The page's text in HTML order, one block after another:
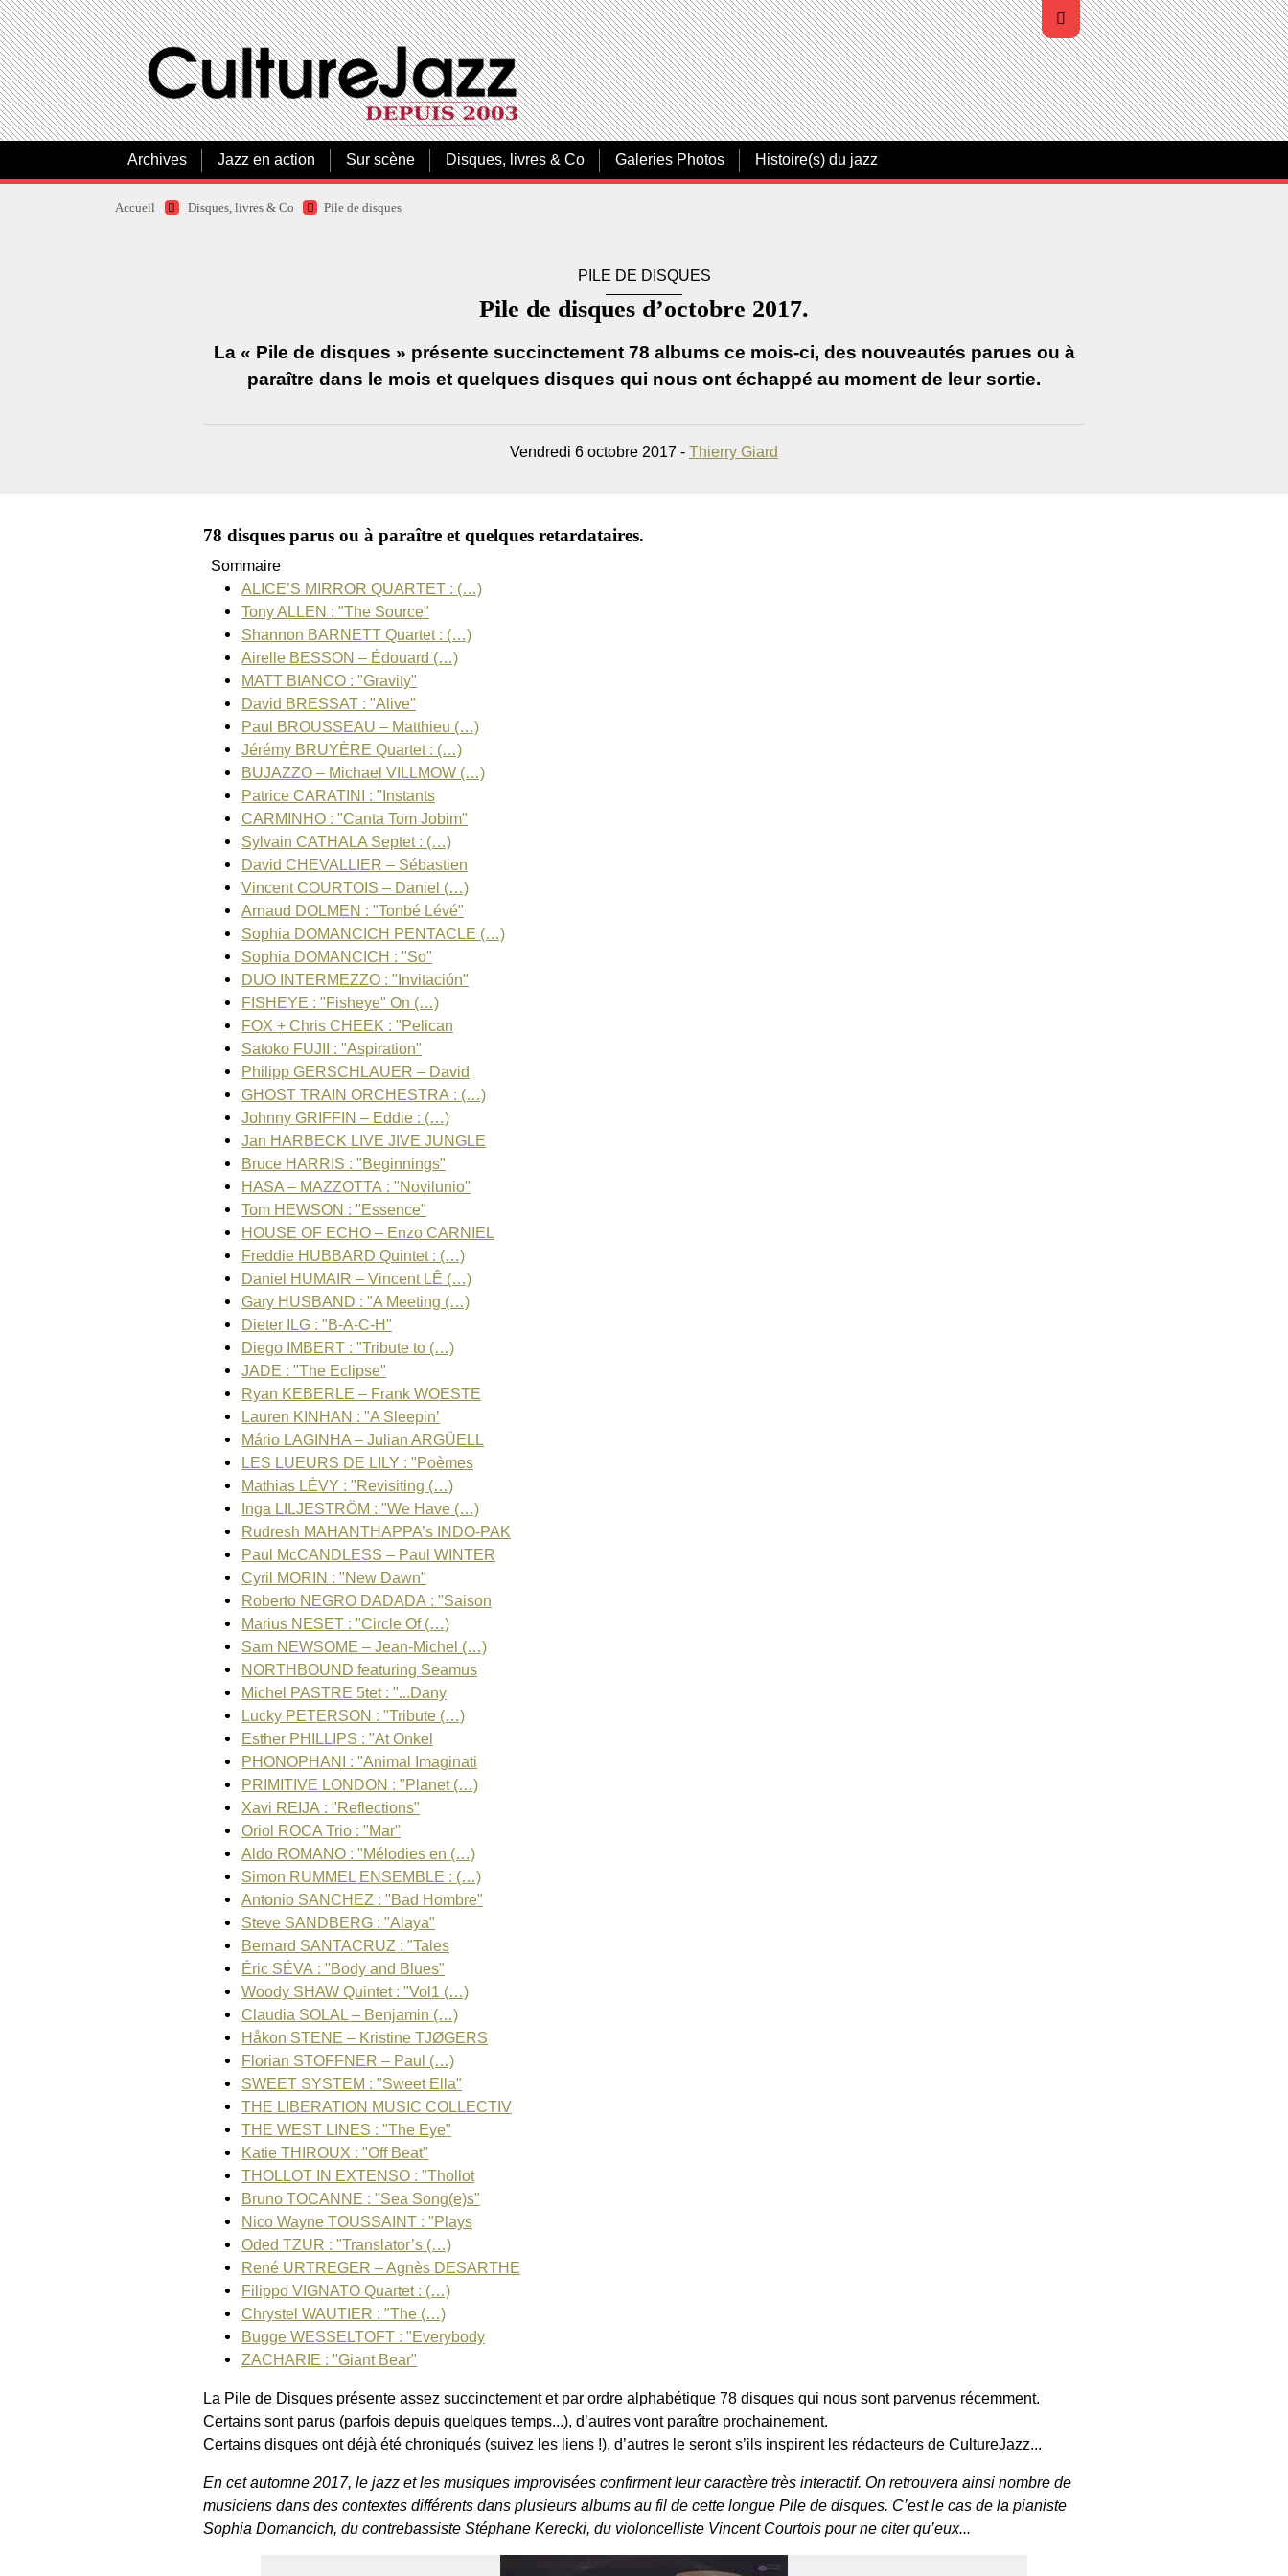
Archives Jazz en action Sur scène Disques, livres & Co Galeries Photos Histoire(s) du jazz
Accueil Disques, livres & Co Pile de disques
PILE DE DISQUES
Pile de disques d’octobre 2017.
La « Pile de disques » présente succinctement 78 albums ce mois-ci, des nouveautés parues ou à
paraître dans le mois et quelques disques qui nous ont échappé au moment de leur sortie.
Vendredi 6 octobre 2017 - Thierry Giard
78 disques parus ou à paraître et quelques retardataires.
Sommaire
ALICE’S MIRROR QUARTET : (…)
Tony ALLEN : "The Source"
Shannon BARNETT Quartet : (…)
Airelle BESSON – Édouard (…)
MATT BIANCO : "Gravity"
David BRESSAT : "Alive"
Paul BROUSSEAU – Matthieu (…)
Jérémy BRUYÈRE Quartet : (…)
BUJAZZO – Michael VILLMOW (…)
Patrice CARATINI : "Instants
CARMINHO : "Canta Tom Jobim"
Sylvain CATHALA Septet : (…)
David CHEVALLIER – Sébastien
Vincent COURTOIS – Daniel (…)
Arnaud DOLMEN : "Tonbé Lévé"
Sophia DOMANCICH PENTACLE (…)
Sophia DOMANCICH : "So"
DUO INTERMEZZO : "Invitación"
FISHEYE : "Fisheye" On (…)
FOX + Chris CHEEK : "Pelican
Satoko FUJII : "Aspiration"
Philipp GERSCHLAUER – David
GHOST TRAIN ORCHESTRA : (…)
Johnny GRIFFIN – Eddie : (…)
Jan HARBECK LIVE JIVE JUNGLE
Bruce HARRIS : "Beginnings"
HASA – MAZZOTTA : "Novilunio"
Tom HEWSON : "Essence"
HOUSE OF ECHO – Enzo CARNIEL
Freddie HUBBARD Quintet : (…)
Daniel HUMAIR – Vincent LÊ (…)
Gary HUSBAND : "A Meeting (…)
Dieter ILG : "B-A-C-H"
Diego IMBERT : "Tribute to (…)
JADE : "The Eclipse"
Ryan KEBERLE – Frank WOESTE
Lauren KINHAN : "A Sleepin’
Mário LAGINHA – Julian ARGÜELL
LES LUEURS DE LILY : "Poèmes
Mathias LÉVY : "Revisiting (…)
Inga LILJESTRÖM : "We Have (…)
Rudresh MAHANTHAPPA’s INDO-PAK
Paul McCANDLESS – Paul WINTER
Cyril MORIN : "New Dawn"
Roberto NEGRO DADADA : "Saison
Marius NESET : "Circle Of (…)
Sam NEWSOME – Jean-Michel (…)
NORTHBOUND featuring Seamus
Michel PASTRE 5tet : "...Dany
Lucky PETERSON : "Tribute (…)
Esther PHILLIPS : "At Onkel
PHONOPHANI : "Animal Imaginati
PRIMITIVE LONDON : "Planet (…)
Xavi REIJA : "Reflections"
Oriol ROCA Trio : "Mar"
Aldo ROMANO : "Mélodies en (…)
Simon RUMMEL ENSEMBLE : (…)
Antonio SANCHEZ : "Bad Hombre"
Steve SANDBERG : "Alaya"
Bernard SANTACRUZ : "Tales
Éric SÉVA : "Body and Blues"
Woody SHAW Quintet : "Vol1 (…)
Claudia SOLAL – Benjamin (…)
Håkon STENE – Kristine TJØGERS
Florian STOFFNER – Paul (…)
SWEET SYSTEM : "Sweet Ella"
THE LIBERATION MUSIC COLLECTIV
THE WEST LINES : "The Eye"
Katie THIROUX : "Off Beat"
THOLLOT IN EXTENSO : "Thollot
Bruno TOCANNE : "Sea Song(e)s"
Nico Wayne TOUSSAINT : "Plays
Oded TZUR : "Translator’s (…)
René URTREGER – Agnès DESARTHE
Filippo VIGNATO Quartet : (…)
Chrystel WAUTIER : "The (…)
Bugge WESSELTOFT : "Everybody
ZACHARIE : "Giant Bear"
La Pile de Disques présente assez succinctement et par ordre alphabétique 78 disques qui nous sont parvenus récemment.
Certains sont parus (parfois depuis quelques temps...), d’autres vont paraître prochainement.
Certains disques ont déjà été chroniqués (suivez les liens !), d’autres le seront s’ils inspirent les rédacteurs de CultureJazz...
En cet automne 2017, le jazz et les musiques improvisées confirment leur caractère très interactif. On retrouvera ainsi nombre de
musiciens dans des contextes différents dans plusieurs albums au fil de cette longue Pile de disques. C’est le cas de la pianiste
Sophia Domancich, du contrebassiste Stéphane Kerecki, du violoncelliste Vincent Courtois pour ne citer qu’eux...